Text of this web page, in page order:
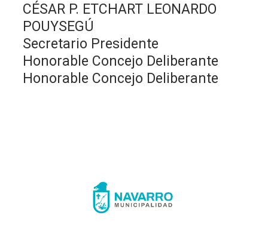
CÉSAR P. ETCHART LEONARDO
POUYSEGÚ
Secretario Presidente
Honorable Concejo Deliberante
Honorable Concejo Deliberante